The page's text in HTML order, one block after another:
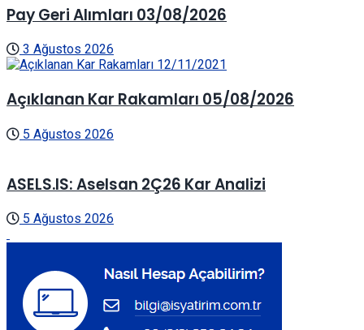
Pay Geri Alımları 03/08/2026
3 Ağustos 2026
Açıklanan Kar Rakamları 05/08/2026
5 Ağustos 2026
ASELS.IS: Aselsan 2Ç26 Kar Analizi
5 Ağustos 2026